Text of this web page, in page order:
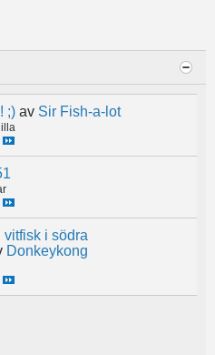
;) av Sir Fish-a-lot
i södra
Donkeykong